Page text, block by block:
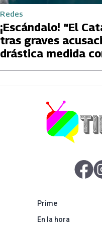
Redes
¡Escándalo! “El
tras graves
drástica medida
Primeabre en
En la horaabre en